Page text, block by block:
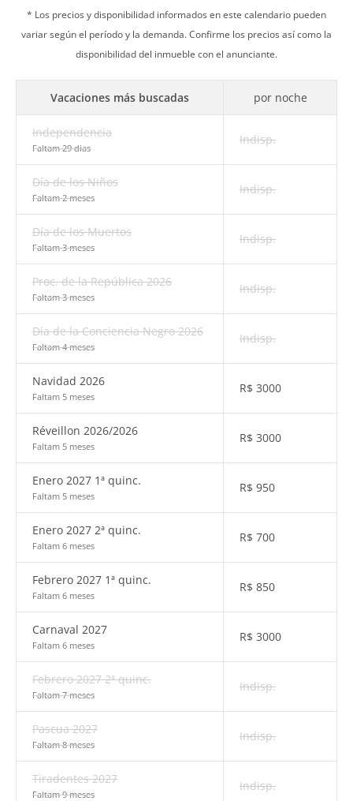
* Los precios y disponibilidad informados en este calendario pueden
variar según el período y la demanda. Confirme los precios así como la
disponibilidad del inmueble con el anunciante.
Vacaciones más buscadas por noche
Independencia
Faltam 29 dias
Indisp.
Día de los Niños
Faltam 2 meses
Indisp.
Día de los Muertos
Faltam 3 meses
Indisp.
Proc. de la República 2026
Faltam 3 meses
Indisp.
Día de la Conciencia Negro 2026
Faltam 4 meses
Indisp.
Navidad 2026
Faltam 5 meses
R$ 3000
Réveillon 2026/2026
Faltam 5 meses
R$ 3000
Enero 2027 1ª quinc.
Faltam 5 meses
R$ 950
Enero 2027 2ª quinc.
Faltam 6 meses
R$ 700
Febrero 2027 1ª quinc.
Faltam 6 meses
R$ 850
Carnaval 2027
Faltam 6 meses
R$ 3000
Febrero 2027 2ª quinc.
Faltam 7 meses
Indisp.
Pascua 2027
Faltam 8 meses
Indisp.
Tiradentes 2027
Faltam 9 meses
Indisp.